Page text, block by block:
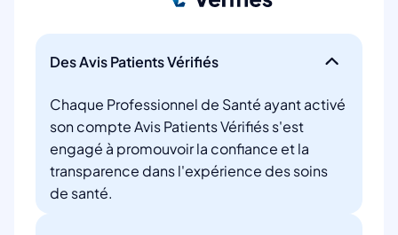
Des Avis Patients Vérifiés
Chaque Professionnel de Santé ayant activé
son compte Avis Patients Vérifiés s'est
engagé à promouvoir la confiance et la
transparence dans l'expérience des soins
de santé.